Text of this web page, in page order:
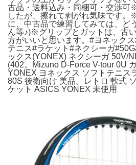
古品・送料込み・同梱可・交渉可
したが、擦れて剥がれ気味です
に、中古品で練習してみては、ど
ん等♪)※グリップとガットは、古
方がいいと思います。#ヨネック
テニス#ラケット#ネクシーガ
ックス(YONEX) ネクシーガ 50V/
(402。Mizuno D-Force V-tour 0U
YONEX ヨネックス ソフトテニス
80S 後衛向け 美品。レトロ 軟式
ケット ASICS YONEX 未使用